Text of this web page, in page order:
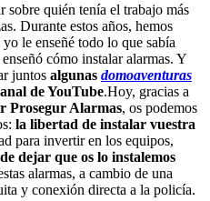
sobre quién tenía el trabajo más
Durante estos años, hemos
le enseñé todo lo que sabía
cómo instalar alarmas. Y
juntos algunas domoaventuras
de YouTube.Hoy, gracias a
Prosegur Alarmas, os podemos
la libertad de instalar vuestra
para invertir en los equipos,
dejar que os lo instalemos
alarmas, a cambio de una
y conexión directa a la policía.